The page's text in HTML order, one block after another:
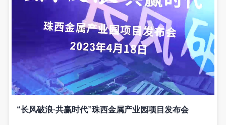
“长风破浪·共赢时代”珠西金属产业园项目发布会